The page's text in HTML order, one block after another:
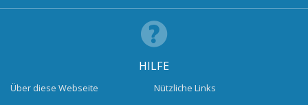
HILFE
Über diese Webseite
Nützliche Links